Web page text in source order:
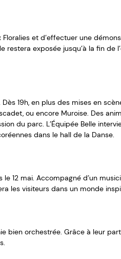
et d’effectuer une
exposée jusqu’à la fin de
19h, en plus des mises en
ou encore Muroise. Des
du parc. L’Équipée Belle
dans le hall de la Danse.
12 mai. Accompagné d’un
les visiteurs dans un monde
bien orchestrée. Grâce à leur